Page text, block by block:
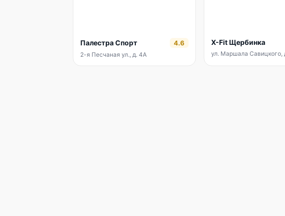
Палестра Спорт 4.6
2-я Песчаная ул., д. 4А
X-Fit Щербинка
ул. Маршала Савицкого,